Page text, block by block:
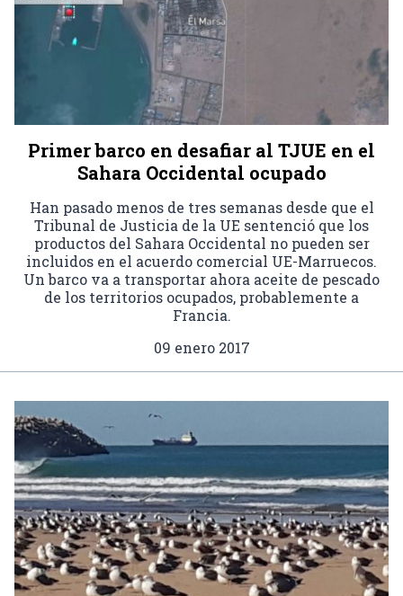
Primer barco en desafiar al TJUE en el
Sahara Occidental ocupado
Han pasado menos de tres semanas desde que el
Tribunal de Justicia de la UE sentenció que los
productos del Sahara Occidental no pueden ser
incluidos en el acuerdo comercial UE-Marruecos.
Un barco va a transportar ahora aceite de pescado
de los territorios ocupados, probablemente a
Francia.
09 enero 2017